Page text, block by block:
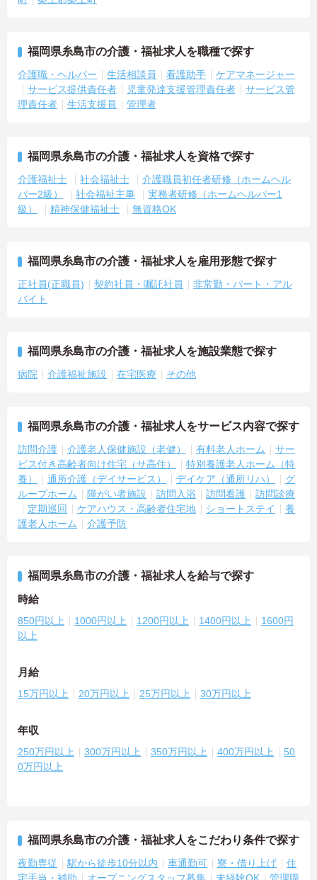
福岡県糸島市の介護・福祉求人を職種で探す
介護職・ヘルパー 生活相談員 看護助手
ケアマネージャー
サービス提供責任者
児童発達支援管理責任者
サービス管
理責任者
生活支援員 管理者
福岡県糸島市の介護・福祉求人を資格で探す
介護福祉士 社会福祉士
介護職員初任者研修（ホームヘル
パー2級）
社会福祉主事
実務者研修（ホームヘルパー1
級）
精神保健福祉士 無資格OK
福岡県糸島市の介護・福祉求人を雇用形態で探す
正社員(正職員) 契約社員・嘱託社員
非常勤・パート・アル
バイト
福岡県糸島市の介護・福祉求人を施設業態で探す
病院 介護福祉施設 在宅医療 その他
福岡県糸島市の介護・福祉求人をサービス内容で探す
訪問介護 介護老人保健施設（老健） 有料老人ホーム
サー
ビス付き高齢者向け住宅（サ高住）
特別養護老人ホーム（特
養）
通所介護（デイサービス） デイケア（通所リハ）
グ
ループホーム
障がい者施設 訪問入浴 訪問看護
訪問診療
定期巡回
ケアハウス・高齢者住宅地 ショートステイ
養
護老人ホーム
介護予防
福岡県糸島市の介護・福祉求人を給与で探す
時給
850円以上 1000円以上 1200円以上 1400円以上
1600円
以上
月給
15万円以上 20万円以上 25万円以上 30万円以上
年収
250万円以上 300万円以上 350万円以上 400万円以上
50
0万円以上
福岡県糸島市の介護・福祉求人をこだわり条件で探す
夜勤専従 駅から徒歩10分以内 車通勤可 寮・借り上げ
住